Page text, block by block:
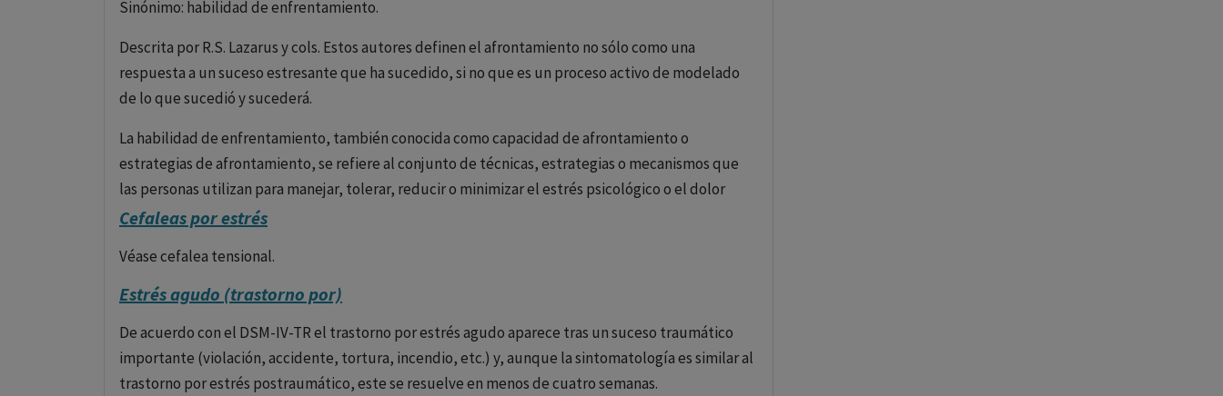
Sinónimo: habilidad de enfrentamiento.
Descrita por R.S. Lazarus y cols. Estos autores definen el afrontamiento no sólo como una
respuesta a un suceso estresante que ha sucedido, si no que es un proceso activo de modelado
de lo que sucedió y sucederá.
La habilidad de enfrentamiento, también conocida como capacidad de afrontamiento o
estrategias de afrontamiento, se refiere al conjunto de técnicas, estrategias o mecanismos que
las personas utilizan para manejar, tolerar, reducir o minimizar el estrés psicológico o el dolor
emocional ante situaciones adversas, desafiantes o estresantes.
Estas habilidades son cruciales para la adaptación psicológica y el bienestar general, ya que
Afrontamiento activo o resolutivo: Involucra tomar acciones directas para abordar la fuente
Cefaleas por estrés
Véase cefalea tensional.
Estrés agudo (trastorno por)
De acuerdo con el DSM-IV-TR el trastorno por estrés agudo aparece tras un suceso traumático
importante (violación, accidente, tortura, incendio, etc.) y, aunque la sintomatología es similar al
trastorno por estrés postraumático, este se resuelve en menos de cuatro semanas.